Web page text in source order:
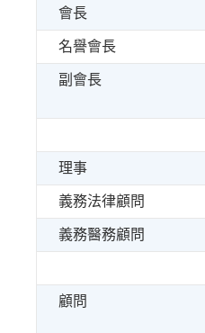
會長
名譽會長
副會長
理事
義務法律顧問
義務醫務顧問
顧問